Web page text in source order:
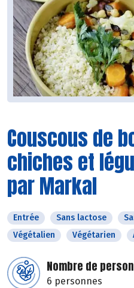
Couscous de
chiches et
par Markal
Entrée Sans lactose
Végétalien
Végétarien
Nombre de
6 personnes